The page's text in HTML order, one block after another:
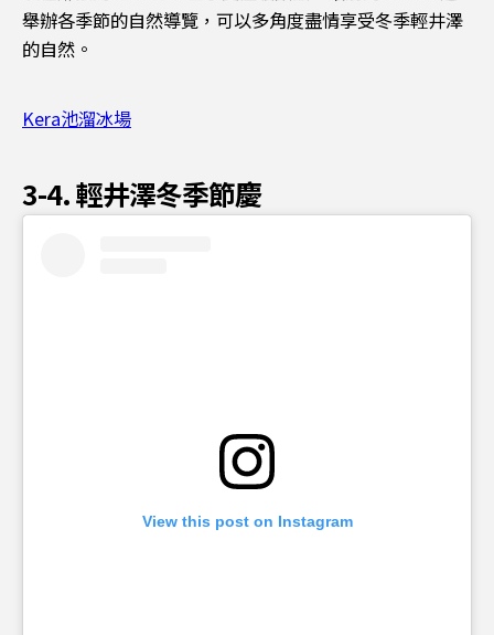
舉辦各季節的自然導覽，可以多角度盡情享受冬季輕井澤
的自然。
Kera池溜冰場
3-4. 輕井澤冬季節慶
View this post on Instagram